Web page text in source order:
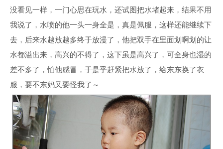
没看见一样，一门心思在玩水，还试图把水堵起来，结果不用
我说了，水喷的他一头一身全是，真是佩服，这样还能继续下
去，后来水越放越多终于放漫了，他把双手在里面划啊划的让
水都溢出来，高兴的不得了，这下虽是高兴了，可全身也湿的
差不多了，怕他感冒，于是乎赶紧把水放了，给东东换了衣
服，要不东妈又要怪我了～